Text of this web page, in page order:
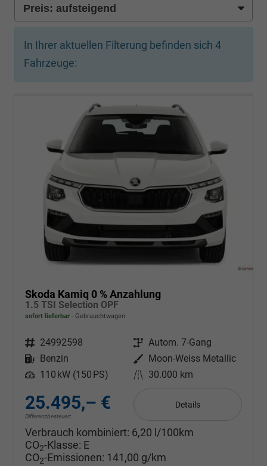
In Ihrer aktuellen Filterung befinden sich 4
Fahrzeuge:
Skoda Kamiq 0 % Anzahlung
1.5 TSI Selection OPF
sofort lieferbar Gebrauchtwagen
Fahrzeugnr. 24992598 Getriebe Autom. 7-Gang
Kraftstoff
Benzin Außenfarbe
Moon-Weiss Metallic
Leistung 110 kW (150 PS) Kilometerstand 30.000 km
25.495,– €
Differenzbesteuert
Details
Verbrauch kombiniert: 6,20 l/100km
CO2-Klasse: E
CO2-Emissionen: 141,00 g/km